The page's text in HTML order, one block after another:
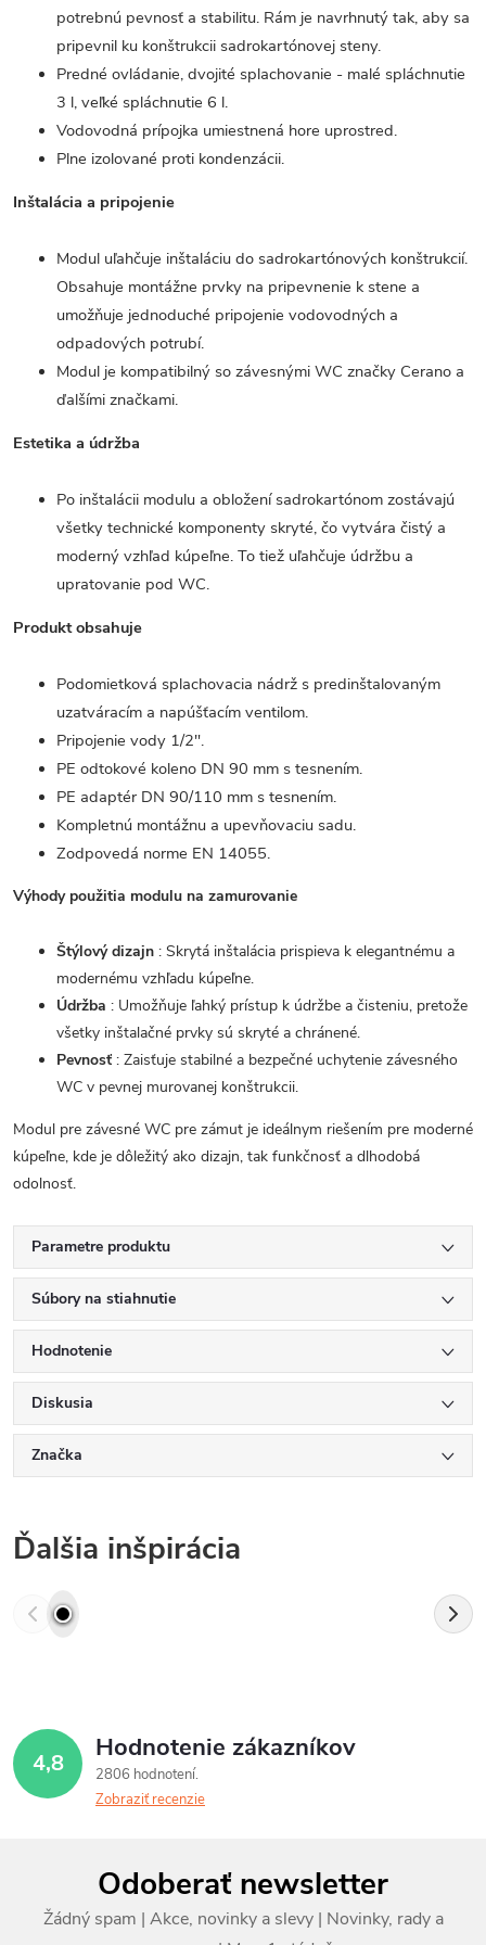
potrebnú pevnosť a stabilitu. Rám je navrhnutý tak, aby sa
pripevnil ku konštrukcii sadrokartónovej steny.
Predné ovládanie, dvojité splachovanie - malé spláchnutie
3 l, veľké spláchnutie 6 l.
Vodovodná prípojka umiestnená hore uprostred.
Plne izolované proti kondenzácii.
Inštalácia a pripojenie
Modul uľahčuje inštaláciu do sadrokartónových konštrukcií.
Obsahuje montážne prvky na pripevnenie k stene a
umožňuje jednoduché pripojenie vodovodných a
odpadových potrubí.
Modul je kompatibilný so závesnými WC značky Cerano a
ďalšími značkami.
Estetika a údržba
Po inštalácii modulu a obložení sadrokartónom zostávajú
všetky technické komponenty skryté, čo vytvára čistý a
moderný vzhľad kúpeľne. To tiež uľahčuje údržbu a
upratovanie pod WC.
Produkt obsahuje
Podomietková splachovacia nádrž s predinštalovaným
uzatváracím a napúšťacím ventilom.
Pripojenie vody 1/2".
PE odtokové koleno DN 90 mm s tesnením.
PE adaptér DN 90/110 mm s tesnením.
Kompletnú montážnu a upevňovaciu sadu.
Zodpovedá norme EN 14055.
Výhody použitia modulu na zamurovanie
Štýlový dizajn : Skrytá inštalácia prispieva k elegantnému a
modernému vzhľadu kúpeľne.
Údržba : Umožňuje ľahký prístup k údržbe a čisteniu, pretože
všetky inštalačné prvky sú skryté a chránené.
Pevnosť : Zaisťuje stabilné a bezpečné uchytenie závesného
WC v pevnej murovanej konštrukcii.
Modul pre závesné WC pre zámut je ideálnym riešením pre moderné
kúpeľne, kde je dôležitý ako dizajn, tak funkčnosť a dlhodobá
odolnosť.
Parametre produktu
Súbory na stiahnutie
Hodnotenie
Diskusia
Značka
Ďalšia inšpirácia
4,8 Hodnotenie zákazníkov
2806 hodnotení
Zobraziť recenzie
Odoberať newsletter